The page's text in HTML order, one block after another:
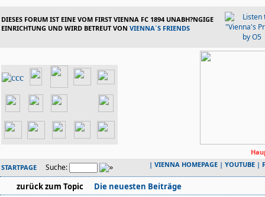
DIESES FORUM IST EINE VOM FIRST VIENNA FC 1894 UNABH?NGIGE
EINRICHTUNG UND WIRD BETREUT VON VIENNA´S FRIENDS
STARTPAGE
Suche: | VIENNA HOMEPAGE | YOUTUBE |
zurück zum Topic Die neuesten Beiträge